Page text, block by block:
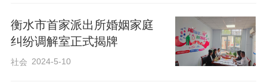
衡水市首家派出所婚姻家庭
纠纷调解室正式揭牌
社会 2024-5-10